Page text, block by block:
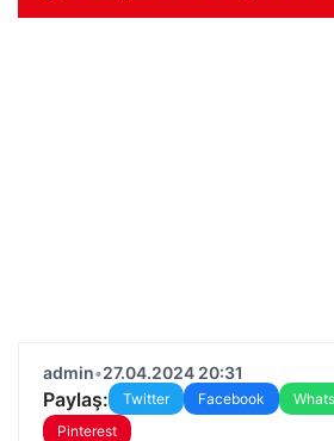
admin•27.04.2024 20:31
Paylaş: Twitter Facebook
Pinterest